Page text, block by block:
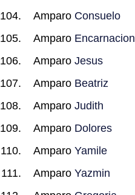
Amparo Consuelo
Amparo Encarnacion
Amparo Jesus
Amparo Beatriz
Amparo Judith
Amparo Dolores
Amparo Yamile
Amparo Yazmin